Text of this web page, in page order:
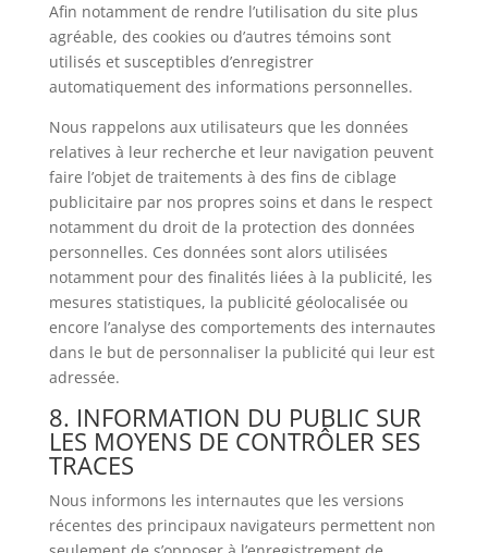
Afin notamment de rendre l’utilisation du site plus
agréable, des cookies ou d’autres témoins sont
utilisés et susceptibles d’enregistrer
automatiquement des informations personnelles.
Nous rappelons aux utilisateurs que les données
relatives à leur recherche et leur navigation peuvent
faire l’objet de traitements à des fins de ciblage
publicitaire par nos propres soins et dans le respect
notamment du droit de la protection des données
personnelles. Ces données sont alors utilisées
notamment pour des finalités liées à la publicité, les
mesures statistiques, la publicité géolocalisée ou
encore l’analyse des comportements des internautes
dans le but de personnaliser la publicité qui leur est
adressée.
8. INFORMATION DU PUBLIC SUR
LES MOYENS DE CONTRÔLER SES
TRACES
Nous informons les internautes que les versions
récentes des principaux navigateurs permettent non